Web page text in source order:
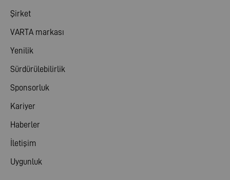
Şirket
VARTA markası
Yenilik
Sürdürülebilirlik
Sponsorluk
Kariyer
Haberler
İletişim
Uygunluk